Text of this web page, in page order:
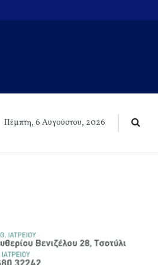
Πέμπτη, 6 Αυγούστου, 2026